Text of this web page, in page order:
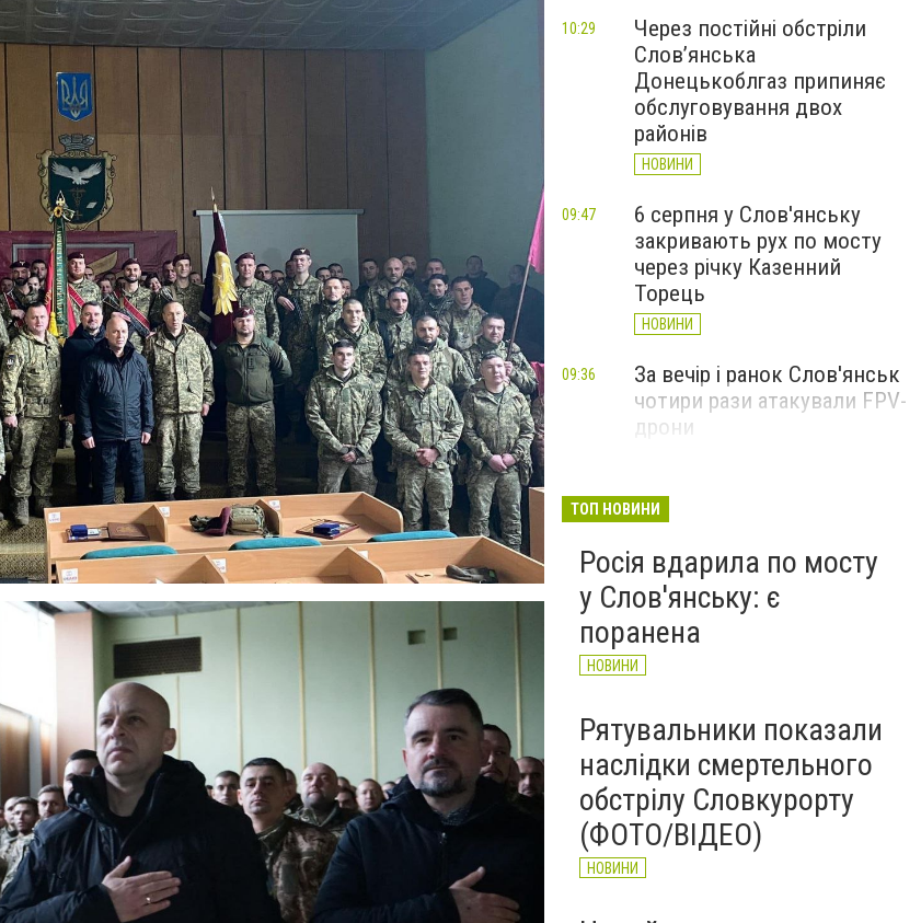
Через постійні обстріли
Слов’янська
Донецькоблгаз припиняє
обслуговування двох
районів
НОВИНИ
10:29
6 серпня у Слов'янську
закривають рух по мосту
через річку Казенний
Торець
НОВИНИ
09:47
За вечір і ранок Слов'янськ
чотири рази атакували FPV-
дрони
09:36
Слов'янськ увесь день 5
БпЛА - Лях
НОВИНИ
19:49
Вчора
ТОП НОВИНИ
Росія вдарила по мосту
у Слов'янську: є
поранена
НОВИНИ
Рятувальники показали
наслідки смертельного
обстрілу Словкурорту
(ФОТО/ВІДЕО)
НОВИНИ